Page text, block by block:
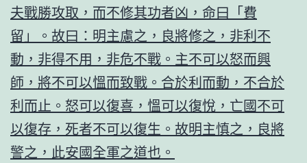
夫戰勝攻取，而不修其功者凶，命曰「費
留」。故曰：明主慮之，良將修之，非利不
動，非得不用，非危不戰。主不可以怒而興
師，將不可以慍而致戰。合於利而動，不合於
利而止。怒可以復喜，慍可以復悅，亡國不可
以復存，死者不可以復生。故明主慎之，良將
警之，此安國全軍之道也。